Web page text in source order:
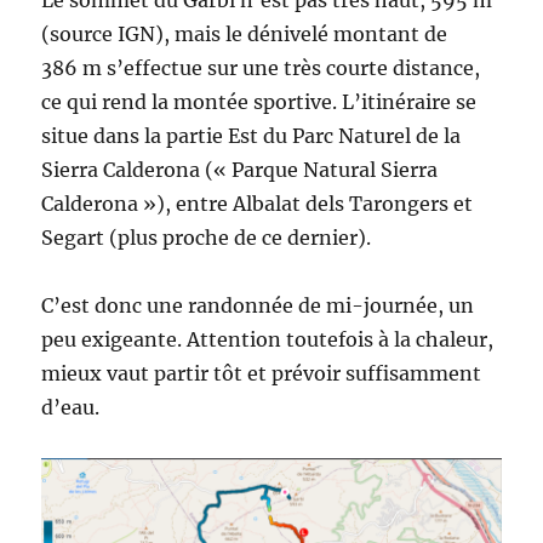
(source IGN), mais le dénivelé montant de
386 m s’effectue sur une très courte distance,
ce qui rend la montée sportive. L’itinéraire se
situe dans la partie Est du Parc Naturel de la
Sierra Calderona (« Parque Natural Sierra
Calderona »), entre Albalat dels Tarongers et
Segart (plus proche de ce dernier).
C’est donc une randonnée de mi-journée, un
peu exigeante. Attention toutefois à la chaleur,
mieux vaut partir tôt et prévoir suffisamment
d’eau.